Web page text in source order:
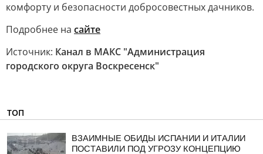
комфорту и безопасности добросовестных дачников.
Подробнее на сайте
Источник: Канал в МАКС "Администрация
городского округа Воскресенск"
ТОП
ВЗАИМНЫЕ ОБИДЫ ИСПАНИИ И ИТАЛИИ
ПОСТАВИЛИ ПОД УГРОЗУ КОНЦЕПЦИЮ